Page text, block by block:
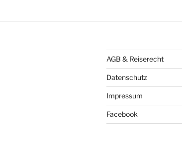
AGB & Reiserecht
Datenschutz
Impressum
Facebook